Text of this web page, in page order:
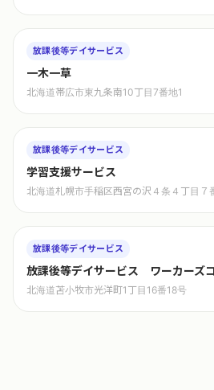
放課後等デイサービス
一木一草
北海道帯広市東九条南10丁目7番地1
放課後等デイサービス
学習支援サービス
北海道札幌市手稲区西宮の沢４条４丁目７
放課後等デイサービス
放課後等デイサービス ワーカーズ
北海道苫小牧市光洋町1丁目16番18号